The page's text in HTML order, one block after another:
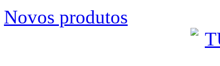
Novos produtos